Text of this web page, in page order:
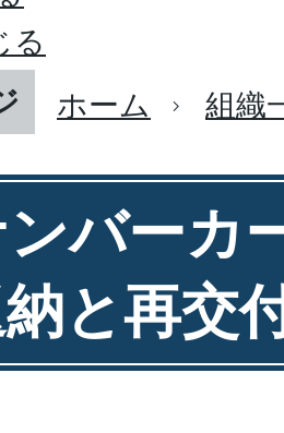
る
ホーム 組織
バーカ
と再交